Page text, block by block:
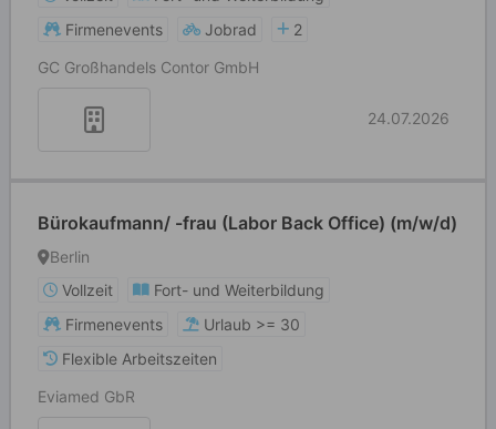
Firmenevents
Jobrad
2
GC Großhandels Contor GmbH
24.07.2026
Bürokaufmann/ -frau (Labor Back Office) (m/w/d)
Berlin
Vollzeit
Fort- und Weiterbildung
Firmenevents
Urlaub >= 30
Flexible Arbeitszeiten
Eviamed GbR